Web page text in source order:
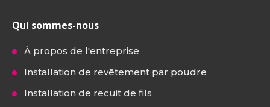
Qui sommes-nous
À propos de l'entreprise
Installation de revêtement par poudre
Installation de recuit de fils